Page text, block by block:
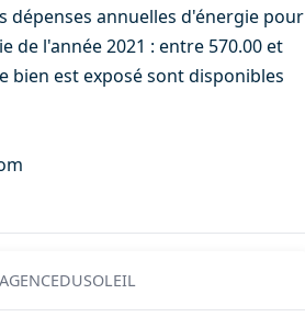
dépenses annuelles d'énergie pour
de l'année 2021 : entre 570.00 et
bien est exposé sont disponibles